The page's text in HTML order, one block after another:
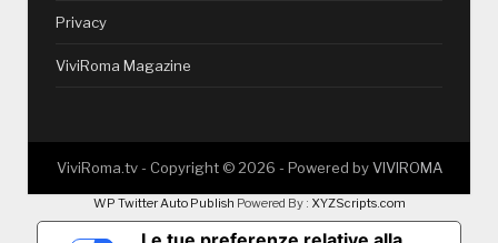
Privacy
ViviRoma Magazine
ViviRoma.tv - Copyright © 2026 - Powered byVIVIROMA
WP Twitter Auto Publish Powered By : XYZScripts.com